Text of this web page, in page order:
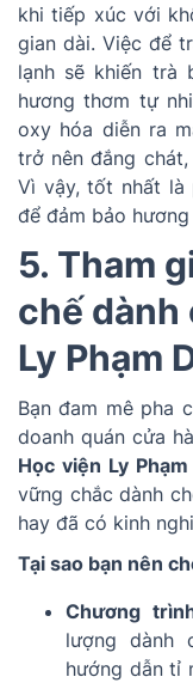
khi tiếp xúc với
gian dài. Việc để
lạnh sẽ khiến trà
hương thơm tự
oxy hóa diễn ra
trở nên đắng
Vì vậy, tốt nhất là
để đảm bảo
5. Tham
chế dành
Ly Phạm
Bạn đam mê pha
doanh quán cửa
Học viện Ly
vững chắc dành
hay đã có kinh
Tại sao bạn nên
Chương
lượng dành
hướng dẫn tỉ